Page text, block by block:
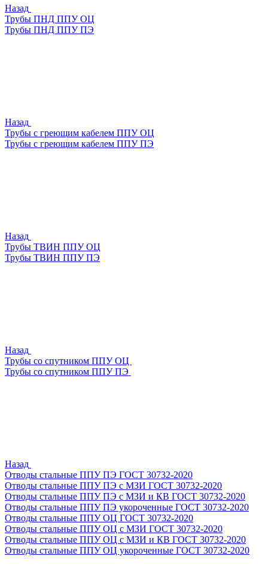
Назад
Трубы ПНД ППУ ОЦ
Трубы ПНД ППУ ПЭ
Назад
Трубы с греющим кабелем ППУ ОЦ
Трубы с греющим кабелем ППУ ПЭ
Назад
Трубы ТВИН ППУ ОЦ
Трубы ТВИН ППУ ПЭ
Назад
Трубы со спутником ППУ ОЦ
Трубы со спутником ППУ ПЭ
Назад
Отводы стальные ППУ ПЭ ГОСТ 30732-2020
Отводы стальные ППУ ПЭ с МЗИ ГОСТ 30732-2020
Отводы стальные ППУ ПЭ с МЗИ и КВ ГОСТ 30732-2020
Отводы стальные ППУ ПЭ укороченные ГОСТ 30732-2020
Отводы стальные ППУ ОЦ ГОСТ 30732-2020
Отводы стальные ППУ ОЦ с МЗИ ГОСТ 30732-2020
Отводы стальные ППУ ОЦ с МЗИ и КВ ГОСТ 30732-2020
Отводы стальные ППУ ОЦ укороченные ГОСТ 30732-2020